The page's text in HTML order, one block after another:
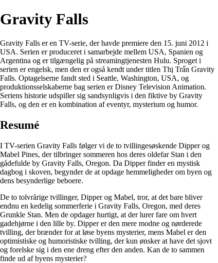
Gravity Falls
Gravity Falls er en TV-serie, der havde premiere den 15. juni 2012 i
USA. Serien er produceret i samarbejde mellem USA, Spanien og
Argentina og er tilgængelig på streamingtjenesten Hulu. Sproget i
serien er engelsk, men den er også kendt under titlen Thị Trấn Gravity
Falls. Optagelserne fandt sted i Seattle, Washington, USA, og
produktionsselskaberne bag serien er Disney Television Animation.
Seriens historie udspiller sig sandsynligvis i den fiktive by Gravity
Falls, og den er en kombination af eventyr, mysterium og humor.
Resumé
I TV-serien Gravity Falls følger vi de to tvillingesøskende Dipper og
Mabel Pines, der tilbringer sommeren hos deres oldefar Stan i den
gådefulde by Gravity Falls, Oregon. Da Dipper finder en mystisk
dagbog i skoven, begynder de at opdage hemmeligheder om byen og
dens besynderlige beboere.
De to tolvrårige tvillinger, Dipper og Mabel, tror, at det bare bliver
endnu en kedelig sommerferie i Gravity Falls, Oregon, med deres
Grunkle Stan. Men de opdager hurtigt, at der lurer fare om hvert
gadehjørne i den lille by. Dipper er den mere modne og nørderede
tvilling, der brænder for at løse byens mysterier, mens Mabel er den
optimistiske og humoristiske tvilling, der kun ønsker at have det sjovt
og forelske sig i den ene dreng efter den anden. Kan de to sammen
finde ud af byens mysterier?